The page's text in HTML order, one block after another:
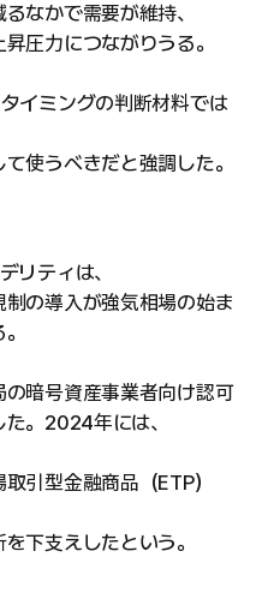
なかで需要が維持、
圧力につながりうる。
イミングの判断材料では
使うべきだと強調した。
リティは、
の導入が強気相場の始ま
暗号資産事業者向け認可
。2024年には、
引型金融商品（ETP）
下支えしたという。